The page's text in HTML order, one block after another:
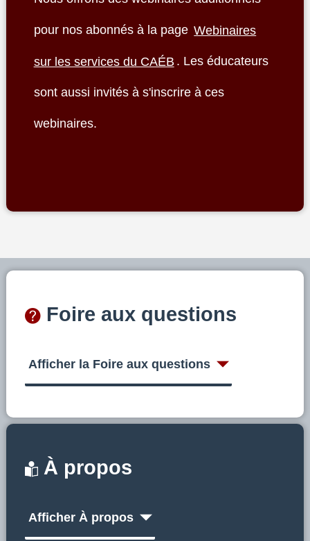
pour nos abonnés à la page Webinaires
sur les services du CAÉB . Les éducateurs
sont aussi invités à s'inscrire à ces
webinaires.
Foire aux questions
Afficher la Foire aux questions
À propos
Afficher À propos